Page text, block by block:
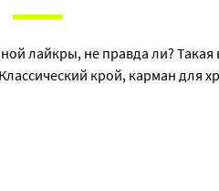
лайкры, не правда ли?
крой, карман для